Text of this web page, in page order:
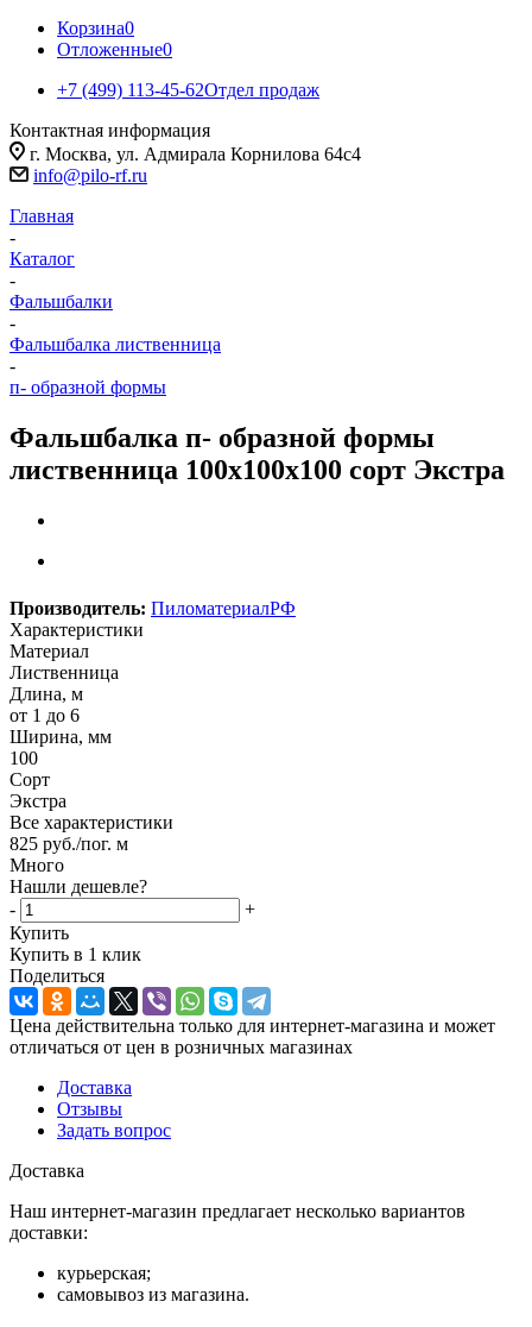
Корзина0
Отложенные0
+7 (499) 113-45-62Отдел продаж
Контактная информация
г. Москва, ул. Адмирала Корнилова 64с4
info@pilo-rf.ru
Главная
-
Каталог
-
Фальшбалки
-
Фальшбалка лиственница
-
п- образной формы
Фальшбалка п- образной формы
лиственница 100х100х100 сорт Экстра
Производитель: ПиломатериалРФ
Характеристики
Материал
Лиственница
Длина, м
от 1 до 6
Ширина, мм
100
Сорт
Экстра
Все характеристики
825 руб./пог. м
Много
Нашли дешевле?
-
+
Купить
Купить в 1 клик
Поделиться
Цена действительна только для интернет-магазина и может
отличаться от цен в розничных магазинах
Доставка
Отзывы
Задать вопрос
Доставка
Наш интернет-магазин предлагает несколько вариантов
доставки:
курьерская;
самовывоз из магазина.